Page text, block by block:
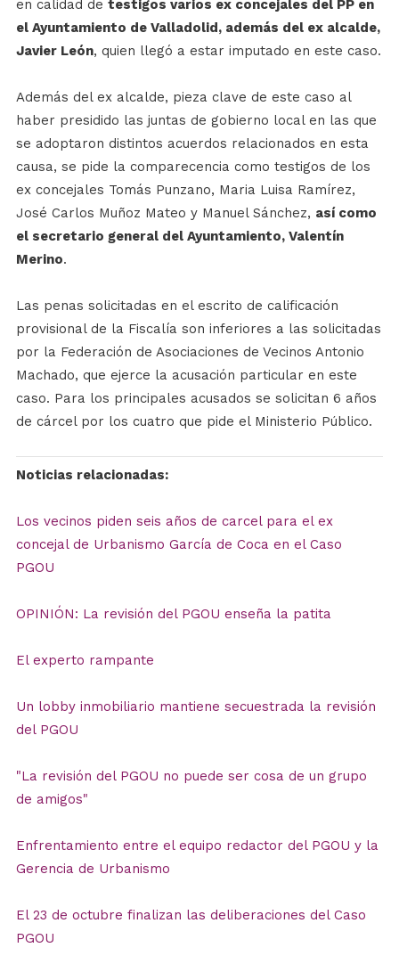
en calidad de testigos varios ex concejales del PP en
el Ayuntamiento de Valladolid, además del ex alcalde,
Javier León, quien llegó a estar imputado en este caso.
Además del ex alcalde, pieza clave de este caso al
haber presidido las juntas de gobierno local en las que
se adoptaron distintos acuerdos relacionados en esta
causa, se pide la comparecencia como testigos de los
ex concejales Tomás Punzano, Maria Luisa Ramírez,
José Carlos Muñoz Mateo y Manuel Sánchez, así como
el secretario general del Ayuntamiento, Valentín
Merino.
Las penas solicitadas en el escrito de calificación
provisional de la Fiscalía son inferiores a las solicitadas
por la Federación de Asociaciones de Vecinos Antonio
Machado, que ejerce la acusación particular en este
caso. Para los principales acusados se solicitan 6 años
de cárcel por los cuatro que pide el Ministerio Público.
Noticias relacionadas:
Los vecinos piden seis años de carcel para el ex
concejal de Urbanismo García de Coca en el Caso
PGOU
OPINIÓN: La revisión del PGOU enseña la patita
El experto rampante
Un lobby inmobiliario mantiene secuestrada la revisión
del PGOU
"La revisión del PGOU no puede ser cosa de un grupo
de amigos"
Enfrentamiento entre el equipo redactor del PGOU y la
Gerencia de Urbanismo
El 23 de octubre finalizan las deliberaciones del Caso
PGOU